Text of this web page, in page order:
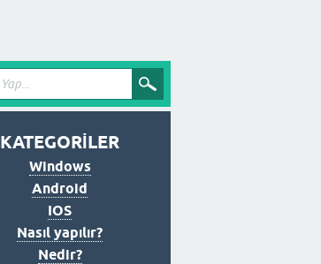
KATEGORİLER
Windows
Android
IOS
Nasıl yapılır?
Nedir?